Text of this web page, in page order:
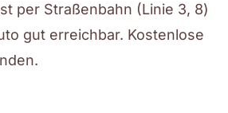
per Straßenbahn (Linie 3, 8)
gut erreichbar. Kostenlose